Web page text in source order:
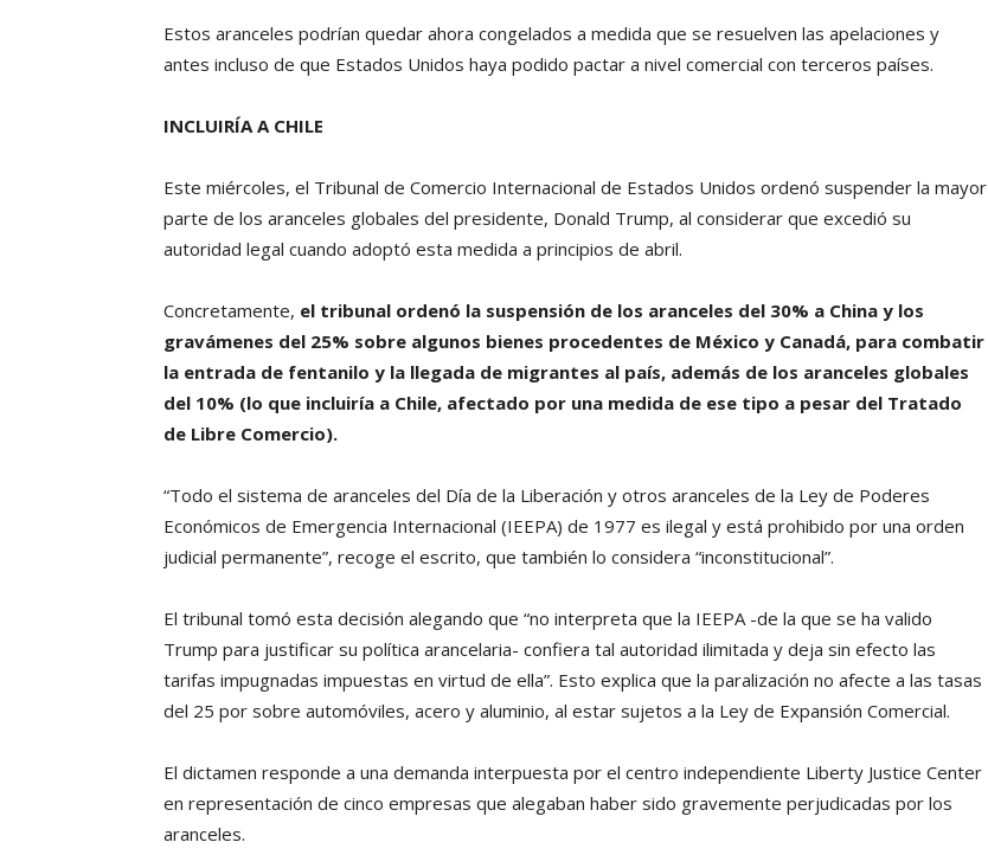
Estos aranceles podrían quedar ahora congelados a medida que se resuelven las apelaciones y
antes incluso de que Estados Unidos haya podido pactar a nivel comercial con terceros países.
INCLUIRÍA A CHILE
Este miércoles, el Tribunal de Comercio Internacional de Estados Unidos ordenó suspender la mayor
parte de los aranceles globales del presidente, Donald Trump, al considerar que excedió su
autoridad legal cuando adoptó esta medida a principios de abril.
Concretamente, el tribunal ordenó la suspensión de los aranceles del 30% a China y los
gravámenes del 25% sobre algunos bienes procedentes de México y Canadá, para combatir
la entrada de fentanilo y la llegada de migrantes al país, además de los aranceles globales
del 10% (lo que incluiría a Chile, afectado por una medida de ese tipo a pesar del Tratado
de Libre Comercio).
“Todo el sistema de aranceles del Día de la Liberación y otros aranceles de la Ley de Poderes
Económicos de Emergencia Internacional (IEEPA) de 1977 es ilegal y está prohibido por una orden
judicial permanente”, recoge el escrito, que también lo considera “inconstitucional”.
El tribunal tomó esta decisión alegando que “no interpreta que la IEEPA -de la que se ha valido
Trump para justificar su política arancelaria- confiera tal autoridad ilimitada y deja sin efecto las
tarifas impugnadas impuestas en virtud de ella”. Esto explica que la paralización no afecte a las tasas
del 25 por sobre automóviles, acero y aluminio, al estar sujetos a la Ley de Expansión Comercial.
El dictamen responde a una demanda interpuesta por el centro independiente Liberty Justice Center
en representación de cinco empresas que alegaban haber sido gravemente perjudicadas por los
aranceles.